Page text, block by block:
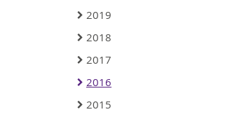
2019
2018
2017
2016
2015